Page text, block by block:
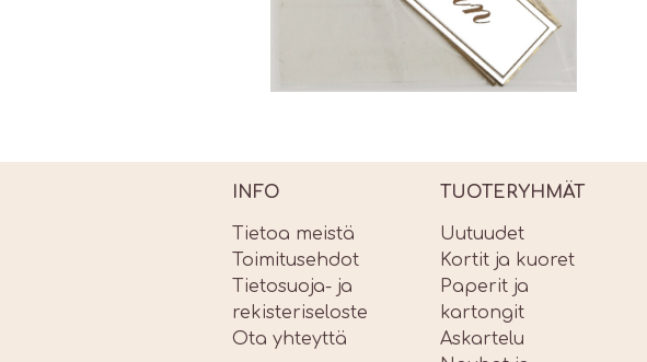
INFO
Tietoa meistä
Toimitusehdot
Tietosuoja- ja
rekisteriseloste
Ota yhteyttä
TUOTERYHMÄT
Uutuudet
Kortit ja kuoret
Paperit ja
kartongit
Askartelu